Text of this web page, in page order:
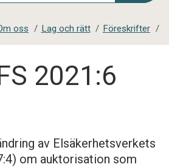
oss / Lag och rätt / Föreskrifter /
2021:6
av Elsäkerhetsverkets
om auktorisation som